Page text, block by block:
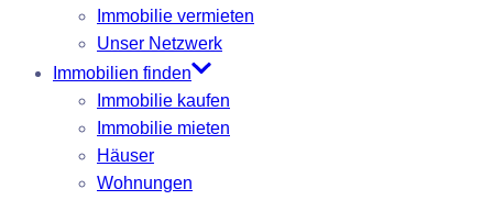
Immobilie vermieten
Unser Netzwerk
Immobilien finden
Immobilie kaufen
Immobilie mieten
Häuser
Wohnungen